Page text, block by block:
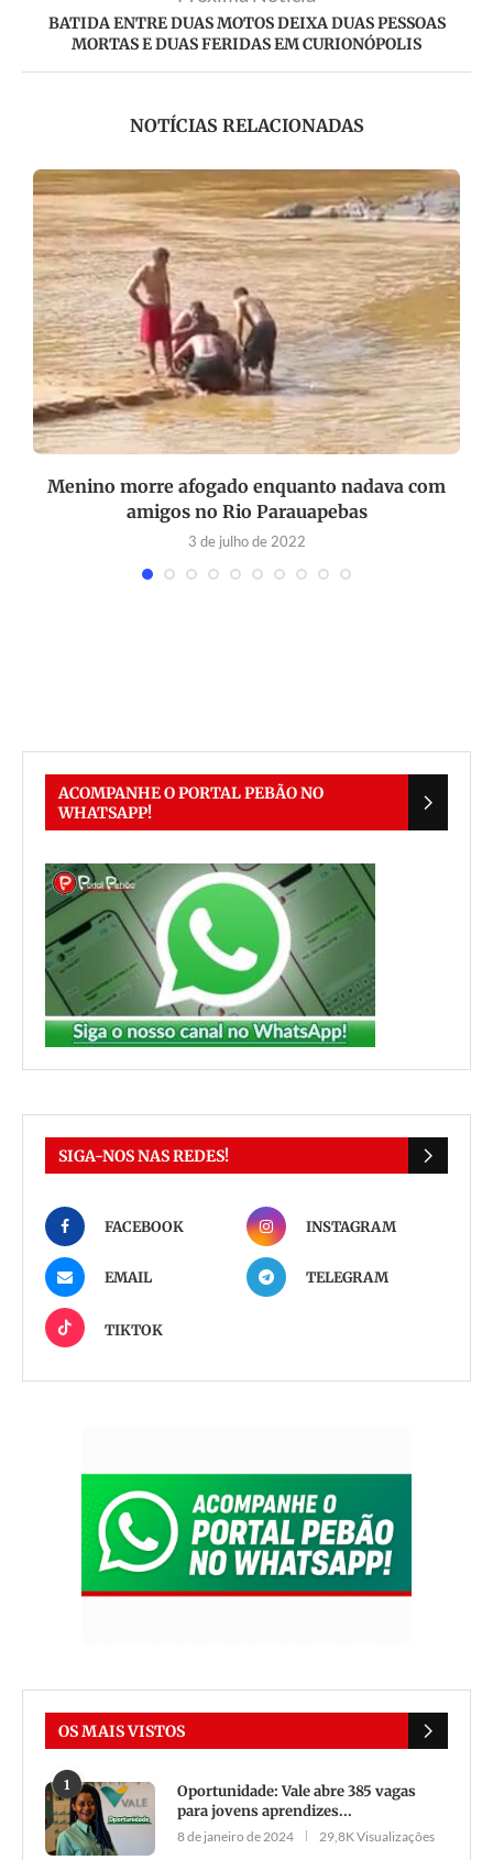
BATIDA ENTRE DUAS MOTOS DEIXA DUAS PESSOAS
MORTAS E DUAS FERIDAS EM CURIONÓPOLIS
NOTÍCIAS RELACIONADAS
Menino morre afogado enquanto nadava com
amigos no Rio Parauapebas
3 de julho de 2022
ACOMPANHE O PORTAL PEBÃO NO
WHATSAPP!
SIGA-NOS NAS REDES!
FACEBOOK INSTAGRAM
EMAIL TELEGRAM
TIKTOK
OS MAIS VISTOS
1
Oportunidade: Vale abre 385 vagas
para jovens aprendizes...
8 de janeiro de 2024 29,8K Visualizações